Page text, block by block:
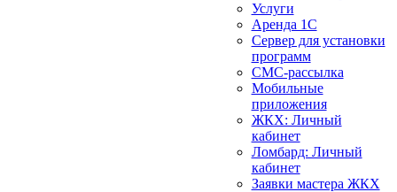
Услуги
Аренда 1С
Сервер для установки
программ
СМС-рассылка
Мобильные
приложения
ЖКХ: Личный
кабинет
Ломбард: Личный
кабинет
Заявки мастера ЖКХ